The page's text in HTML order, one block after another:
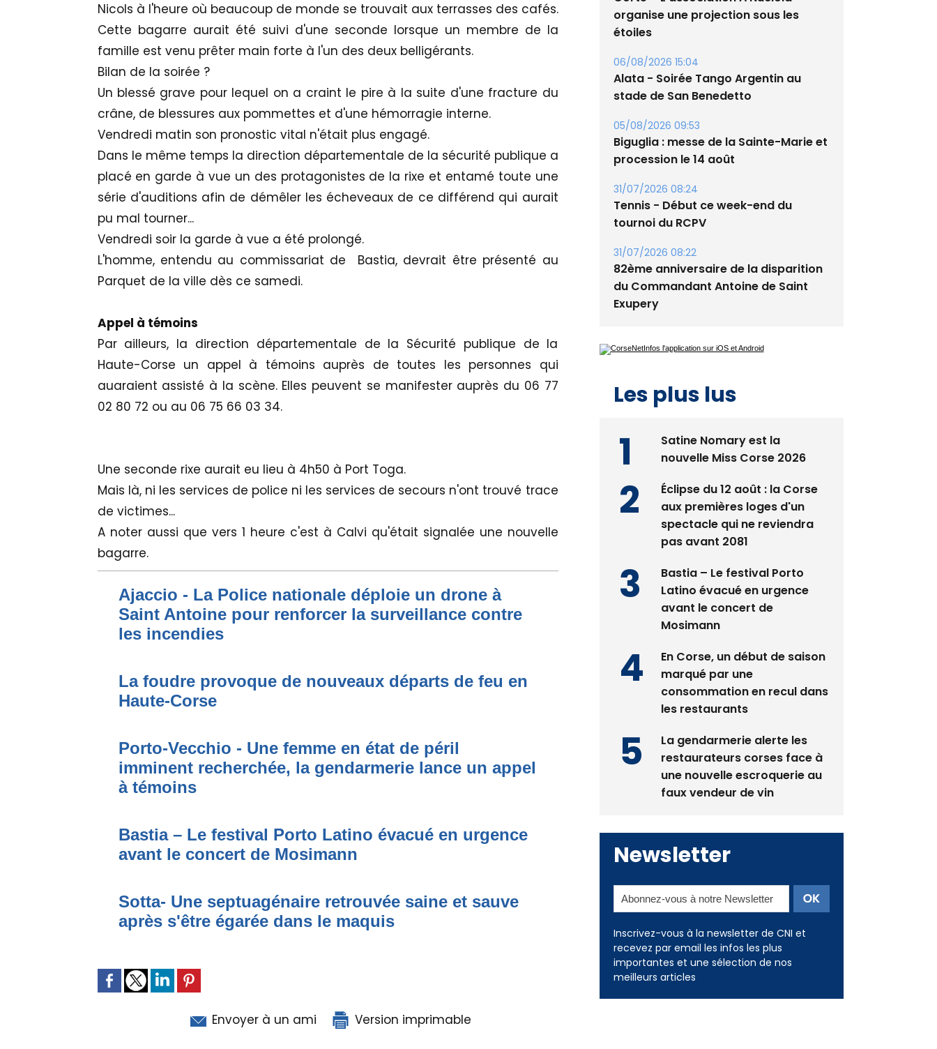
Nicols à l'heure où beaucoup de monde se trouvait aux terrasses des cafés.
Cette bagarre aurait été suivi d'une seconde lorsque un membre de la
famille est venu prêter main forte à l'un des deux belligérants.
Bilan de la soirée ?
Un blessé grave pour lequel on a craint le pire à la suite d'une fracture du
crâne, de blessures aux pommettes et d'une hémorragie interne.
Vendredi matin son pronostic vital n'était plus engagé.
Dans le même temps la direction départementale de la sécurité publique a
placé en garde à vue un des protagonistes de la rixe et entamé toute une
série d'auditions afin de démêler les écheveaux de ce différend qui aurait
pu mal tourner...
Vendredi soir la garde à vue a été prolongé.
L'homme, entendu au commissariat de Bastia, devrait être présenté au
Parquet de la ville dès ce samedi.
Appel à témoins
Par ailleurs, la direction départementale de la Sécurité publique de la
Haute-Corse un appel à témoins auprès de toutes les personnes qui
auaraient assisté à la scène. Elles peuvent se manifester auprès du 06 77
02 80 72 ou au 06 75 66 03 34.
Une seconde rixe aurait eu lieu à 4h50 à Port Toga.
Mais là, ni les services de police ni les services de secours n'ont trouvé trace
de victimes...
A noter aussi que vers 1 heure c'est à Calvi qu'était signalée une nouvelle
bagarre.
Ajaccio - La Police nationale déploie un drone à
Saint Antoine pour renforcer la surveillance contre
les incendies
La foudre provoque de nouveaux départs de feu en
Haute-Corse
Porto-Vecchio - Une femme en état de péril
imminent recherchée, la gendarmerie lance un appel
à témoins
Bastia – Le festival Porto Latino évacué en urgence
avant le concert de Mosimann
Sotta- Une septuagénaire retrouvée saine et sauve
après s'être égarée dans le maquis
Envoyer à un ami Version imprimable
06/08/2026 15:25
Corte – L’association A Nuciola
étoiles
06/08/2026 15:04
stade de San Benedetto
05/08/2026 09:53
procession le 14 août
31/07/2026 08:24
tournoi du RCPV
31/07/2026 08:22
82ème anniversaire de la disparition
Les plus lus
nouvelle Miss Corse 2026
Éclipse du 12 août : la Corse
aux premières loges d'un
pas avant 2081
Bastia – Le festival Porto
Latino évacué en urgence
Mosimann
En Corse, un début de saison
marqué par une
les restaurants
La gendarmerie alerte les
restaurateurs corses face à
Newsletter
Inscrivez-vous à la newsletter de CNI et
recevez par email les infos les plus
importantes et une sélection de nos